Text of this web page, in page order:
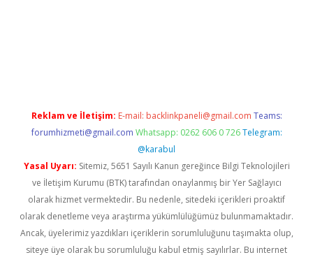
Reklam ve İletişim: E-mail: backlinkpaneli@gmail.com Teams:
forumhizmeti@gmail.com Whatsapp: 0262 606 0 726 Telegram:
@karabul
Yasal Uyarı: Sitemiz, 5651 Sayılı Kanun gereğince Bilgi Teknolojileri
ve İletişim Kurumu (BTK) tarafından onaylanmış bir Yer Sağlayıcı
olarak hizmet vermektedir. Bu nedenle, sitedeki içerikleri proaktif
olarak denetleme veya araştırma yükümlülüğümüz bulunmamaktadır.
Ancak, üyelerimiz yazdıkları içeriklerin sorumluluğunu taşımakta olup,
siteye üye olarak bu sorumluluğu kabul etmiş sayılırlar. Bu internet